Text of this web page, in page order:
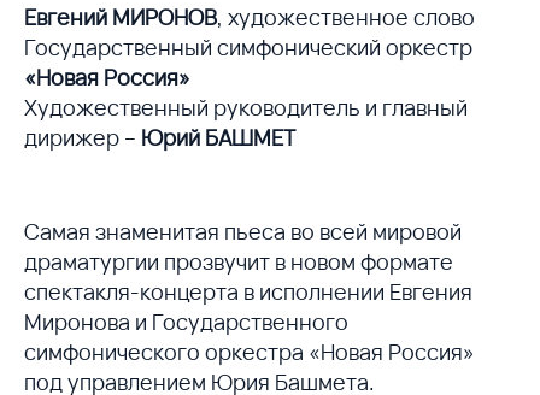
Евгений МИРОНОВ, художественное слово
Государственный симфонический оркестр
«Новая Россия»
Художественный руководитель и главный
дирижер – Юрий БАШМЕТ
Самая знаменитая пьеса во всей мировой
драматургии прозвучит в новом формате
спектакля-концерта в исполнении Евгения
Миронова и Государственного
симфонического оркестра «Новая Россия»
под управлением Юрия Башмета.